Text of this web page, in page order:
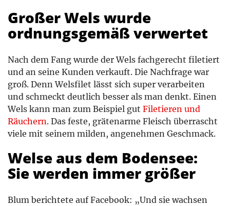
Großer Wels wurde
ordnungsgemäß verwertet
Nach dem Fang wurde der Wels fachgerecht filetiert
und an seine Kunden verkauft. Die Nachfrage war
groß. Denn Welsfilet lässt sich super verarbeiten
und schmeckt deutlich besser als man denkt. Einen
Wels kann man zum Beispiel gut Filetieren und
Räuchern. Das feste, grätenarme Fleisch überrascht
viele mit seinem milden, angenehmen Geschmack.
Welse aus dem Bodensee:
Sie werden immer größer
Blum berichtete auf Facebook: „Und sie wachsen